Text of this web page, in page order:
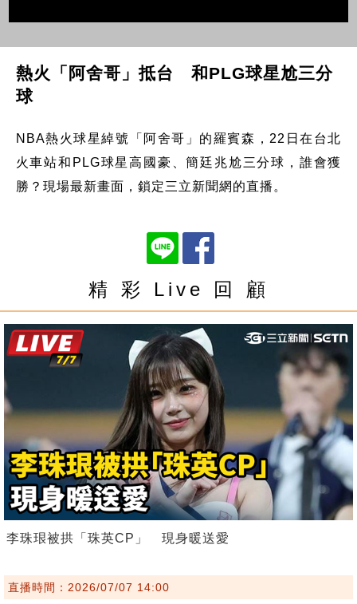
熱火「阿舍哥」抵台 和PLG球星尬三分
球
NBA熱火球星綽號「阿舍哥」的羅賓森，22日在台北
火車站和PLG球星高國豪、簡廷兆尬三分球，誰會獲
勝？現場最新畫面，鎖定三立新聞網的直播。
精 彩 Live 回 顧
李珠珢被拱「珠英CP」 現身暖送愛
直播時間：2026/07/07 14:00